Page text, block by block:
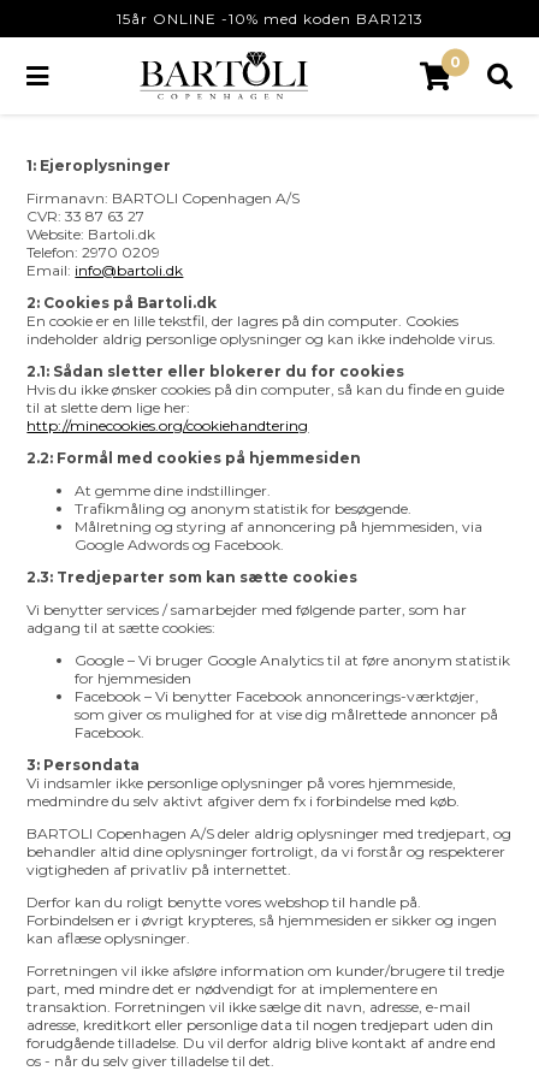
15år ONLINE -10% med koden BAR1213
0
1: Ejeroplysninger
Firmanavn: BARTOLI Copenhagen A/S
CVR: 33 87 63 27
Website: Bartoli.dk
Telefon: 2970 0209
Email: info@bartoli.dk
2: Cookies på Bartoli.dk
En cookie er en lille tekstfil, der lagres på din computer. Cookies
indeholder aldrig personlige oplysninger og kan ikke indeholde virus.
2.1: Sådan sletter eller blokerer du for cookies
Hvis du ikke ønsker cookies på din computer, så kan du finde en guide
til at slette dem lige her:
http://minecookies.org/cookiehandtering
2.2: Formål med cookies på hjemmesiden
At gemme dine indstillinger.
Trafikmåling og anonym statistik for besøgende.
Målretning og styring af annoncering på hjemmesiden, via
Google Adwords og Facebook.
2.3: Tredjeparter som kan sætte cookies
Vi benytter services / samarbejder med følgende parter, som har
adgang til at sætte cookies:
Google – Vi bruger Google Analytics til at føre anonym statistik
for hjemmesiden
Facebook – Vi benytter Facebook annoncerings-værktøjer,
som giver os mulighed for at vise dig målrettede annoncer på
Facebook.
3: Persondata
Vi indsamler ikke personlige oplysninger på vores hjemmeside,
medmindre du selv aktivt afgiver dem fx i forbindelse med køb.
BARTOLI Copenhagen A/S deler aldrig oplysninger med tredjepart, og
behandler altid dine oplysninger fortroligt, da vi forstår og respekterer
vigtigheden af privatliv på internettet.
Derfor kan du roligt benytte vores webshop til handle på.
Forbindelsen er i øvrigt krypteres, så hjemmesiden er sikker og ingen
kan aflæse oplysninger.
Forretningen vil ikke afsløre information om kunder/brugere til tredje
part, med mindre det er nødvendigt for at implementere en
transaktion. Forretningen vil ikke sælge dit navn, adresse, e-mail
adresse, kreditkort eller personlige data til nogen tredjepart uden din
forudgående tilladelse. Du vil derfor aldrig blive kontakt af andre end
os - når du selv giver tilladelse til det.